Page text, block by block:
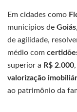
Em cidades como
municípios de Goiás
de agilidade,
médio com
superior a R$ 2.000
valorização
ao patrimônio da